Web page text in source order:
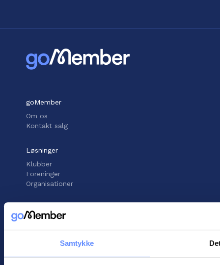
Samtykke
goMember
Om os
Kontakt salg
Løsninger
Klubber
Foreninger
Organisationer
Vidensbank
Support center
Kontakt support